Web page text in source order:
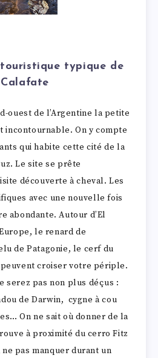
typique de
ouest de l’Argentine la petite
incontournable. On y compte
qui habite cette cité de la
Le site se prête
découverte à cheval. Les
avec une nouvelle fois
abondante. Autour d’El
le renard de
de Patagonie, le cerf du
croiser votre périple.
serez pas non plus déçus :
de Darwin, cygne à cou
On ne sait où donner de la
à proximité du cerro Fitz
ne pas manquer durant un